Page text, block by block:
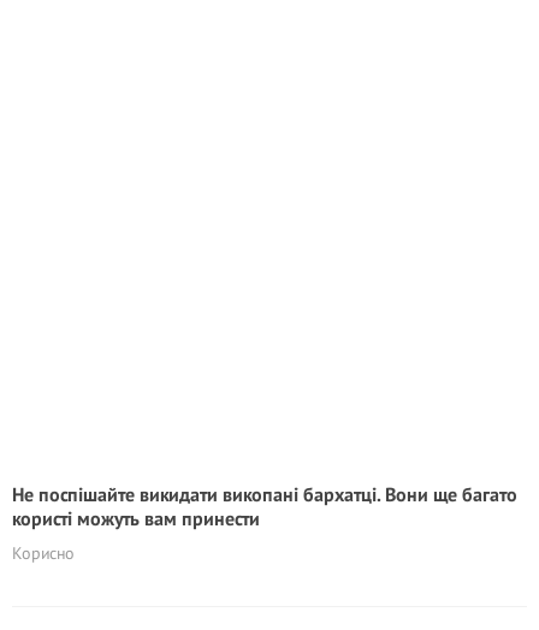
Не поспішайте викидати викопані бархатці. Вони ще багато
користі можуть вам принести
Корисно